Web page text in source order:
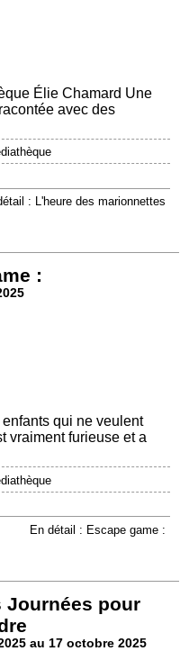
Élie Chamard Une
avec des
: L'heure des marionnettes
:
qui ne veulent
vraiment furieuse et a
En détail : Escape game :
Journées pour
au 17 octobre 2025